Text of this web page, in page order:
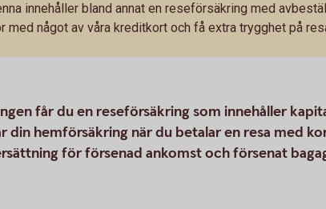
innehåller bland annat en reseförsäkring med
med något av våra kreditkort och få extra trygghet på
får du en reseförsäkring som innehåller
din hemförsäkring när du betalar en resa med
för försenad ankomst och försenat